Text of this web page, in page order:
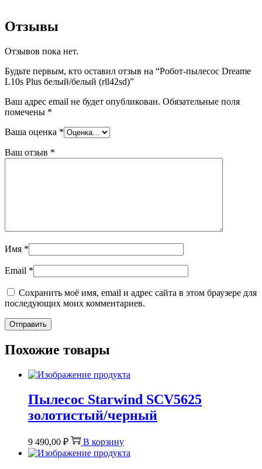
Отзывы
Отзывов пока нет.
Будьте первым, кто оставил отзыв на “Робот-пылесос Dreame
L10s Plus белый/белый (rll42sd)”
Ваш адрес email не будет опубликован. Обязательные поля
помечены *
Ваша оценка *
Ваш отзыв *
Имя *
Email *
Сохранить моё имя, email и адрес сайта в этом браузере для
последующих моих комментариев.
Похожие товары
Пылесос Starwind SCV5625
золотистый/черный
9 490,00 ₽ В корзину